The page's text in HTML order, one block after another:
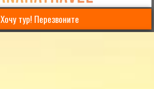
Хочу тур! Перезвоните